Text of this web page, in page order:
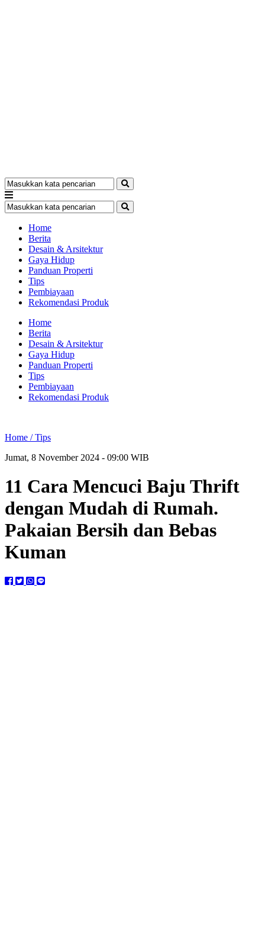
Home
Berita
Desain & Arsitektur
Gaya Hidup
Panduan Properti
Tips
Pembiayaan
Rekomendasi Produk
Home
Berita
Desain & Arsitektur
Gaya Hidup
Panduan Properti
Tips
Pembiayaan
Rekomendasi Produk
Home /Tips
Jumat, 8 November 2024 - 09:00 WIB
11 Cara Mencuci Baju Thrift
dengan Mudah di Rumah.
Pakaian Bersih dan Bebas
Kuman